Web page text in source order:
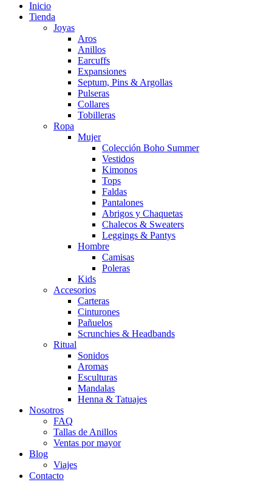
Inicio
Tienda
Joyas
Aros
Anillos
Earcuffs
Expansiones
Septum, Pins & Argollas
Pulseras
Collares
Tobilleras
Ropa
Mujer
Colección Boho Summer
Vestidos
Kimonos
Tops
Faldas
Pantalones
Abrigos y Chaquetas
Chalecos & Sweaters
Leggings & Pantys
Hombre
Camisas
Poleras
Kids
Accesorios
Carteras
Cinturones
Pañuelos
Scrunchies & Headbands
Ritual
Sonidos
Aromas
Esculturas
Mandalas
Henna & Tatuajes
Nosotros
FAQ
Tallas de Anillos
Ventas por mayor
Blog
Viajes
Contacto